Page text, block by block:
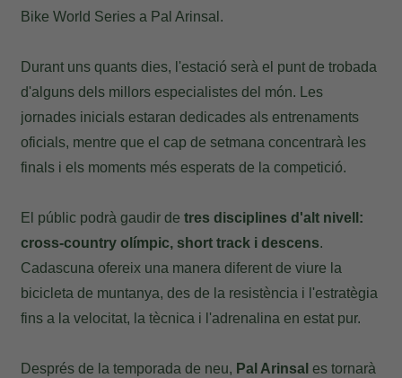
Bike World Series a Pal Arinsal.
Durant uns quants dies, l'estació serà el punt de trobada
d'alguns dels millors especialistes del món. Les
jornades inicials estaran dedicades als entrenaments
oficials, mentre que el cap de setmana concentrarà les
finals i els moments més esperats de la competició.
El públic podrà gaudir de tres disciplines d'alt nivell:
cross-country olímpic, short track i descens.
Cadascuna ofereix una manera diferent de viure la
bicicleta de muntanya, des de la resistència i l'estratègia
fins a la velocitat, la tècnica i l'adrenalina en estat pur.
Després de la temporada de neu, Pal Arinsal es tornarà